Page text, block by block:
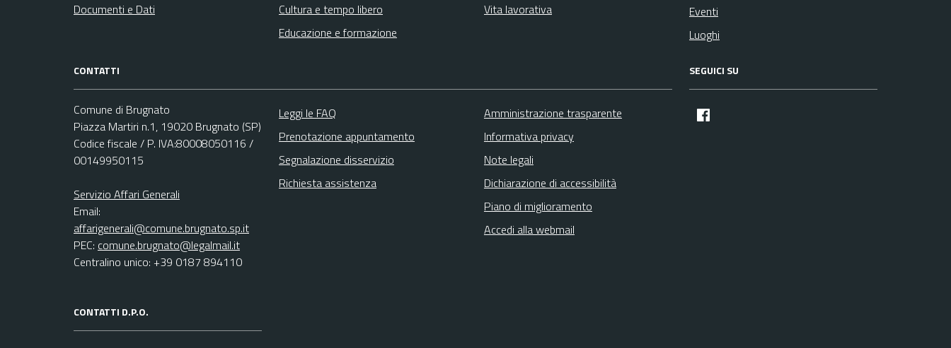
Documenti e Dati
Cultura e tempo libero
Educazione e formazione
Vita lavorativa
Eventi
Luoghi
CONTATTI
Comune di Brugnato
Piazza Martiri n.1, 19020 Brugnato (SP)
Codice fiscale / P. IVA:80008050116 /
00149950115
Servizio Affari Generali
Email:
affarigenerali@comune.brugnato.sp.it
PEC: comune.brugnato@legalmail.it
Centralino unico: +39 0187 894110
CONTATTI D.P.O.
Leggi le FAQ
Prenotazione appuntamento
Segnalazione disservizio
Richiesta assistenza
Amministrazione trasparente
Informativa privacy
Note legali
Dichiarazione di accessibilità
Piano di miglioramento
Accedi alla webmail
SEGUICI SU